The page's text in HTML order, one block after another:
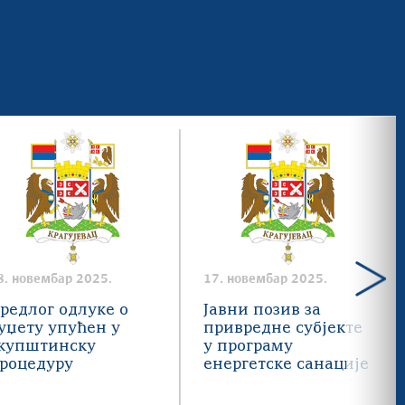
новембар 2025.
одлуке о
упућен у
17. новембар 2025.
Јавни позив за
привредне субјекте
у програму
енергетске санације